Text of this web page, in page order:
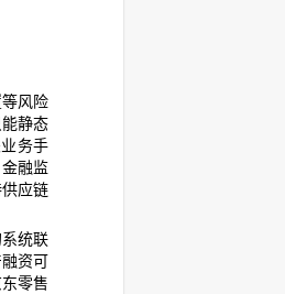
风险
静态
务手
融监
应链
统联
资可
零售